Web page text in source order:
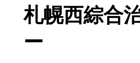
札幌西綜合
ー